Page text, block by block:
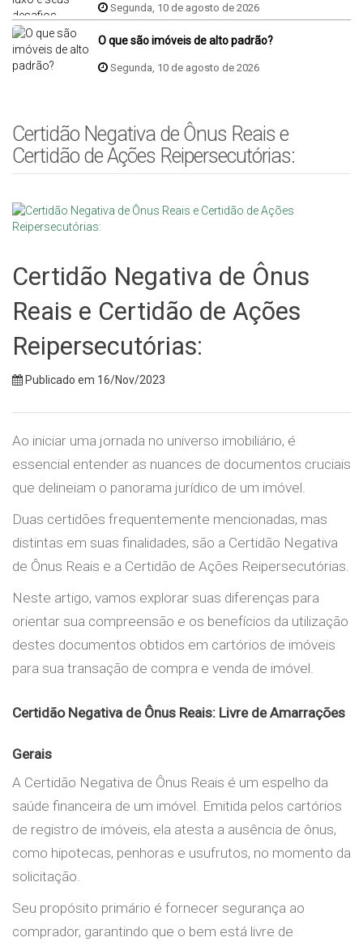
Segunda, 10 de agosto de 2026
O que são imóveis de alto padrão?
Segunda, 10 de agosto de 2026
Certidão Negativa de Ônus Reais e
Certidão de Ações Reipersecutórias:
Certidão Negativa de Ônus
Reais e Certidão de Ações
Reipersecutórias:
Publicado em 16/Nov/2023
Ao iniciar uma jornada no universo imobiliário, é
essencial entender as nuances de documentos cruciais
que delineiam o panorama jurídico de um imóvel.
Duas certidões frequentemente mencionadas, mas
distintas em suas finalidades, são a Certidão Negativa
de Ônus Reais e a Certidão de Ações Reipersecutórias.
Neste artigo, vamos explorar suas diferenças para
orientar sua compreensão e os benefícios da utilização
destes documentos obtidos em cartórios de imóveis
para sua transação de compra e venda de imóvel.
Certidão Negativa de Ônus Reais: Livre de Amarrações
Gerais
A Certidão Negativa de Ônus Reais é um espelho da
saúde financeira de um imóvel. Emitida pelos cartórios
de registro de imóveis, ela atesta a ausência de ônus,
como hipotecas, penhoras e usufrutos, no momento da
solicitação.
Seu propósito primário é fornecer segurança ao
comprador, garantindo que o bem está livre de